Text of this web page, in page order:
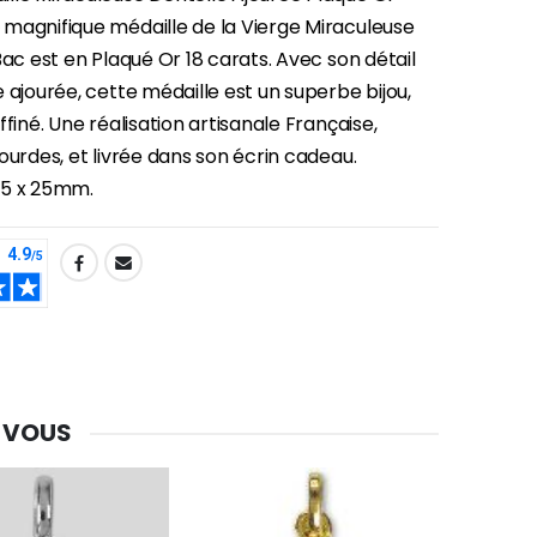
-30%
médaille de la Vierge Miraculeuse
est en Plaqué Or 18 carats. Avec son détail
cette médaille est un superbe bijou,
Une réalisation artisanale Française,
et livrée dans son écrin cadeau.
x 25mm.